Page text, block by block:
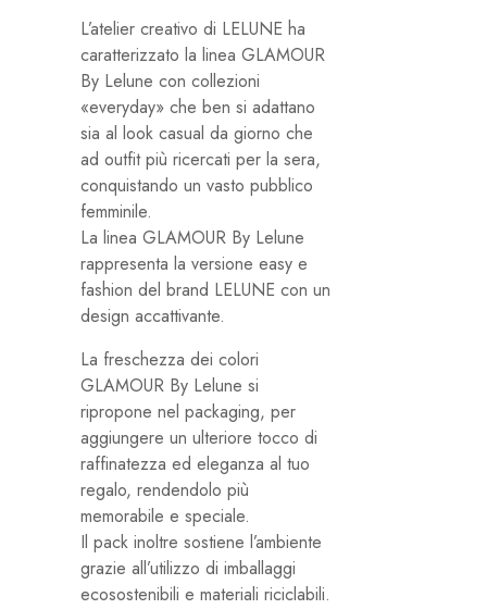
L’atelier creativo di LELUNE ha
caratterizzato la linea GLAMOUR
By Lelune con collezioni
«everyday» che ben si adattano
sia al look casual da giorno che
ad outfit più ricercati per la sera,
conquistando un vasto pubblico
femminile.
La linea GLAMOUR By Lelune
rappresenta la versione easy e
fashion del brand LELUNE con un
design accattivante.
La freschezza dei colori
GLAMOUR By Lelune si
ripropone nel packaging, per
aggiungere un ulteriore tocco di
raffinatezza ed eleganza al tuo
regalo, rendendolo più
memorabile e speciale.
Il pack inoltre sostiene l’ambiente
grazie all’utilizzo di imballaggi
ecosostenibili e materiali riciclabili.